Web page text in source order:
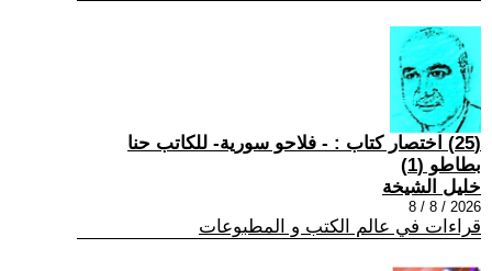
(25) اختصار كتاب : - فلاحو سورية- للكاتب حنا
بطاطو (1)
خليل الشيخة
2026 / 8 / 8
قراءات في عالم الكتب و المطبوعات